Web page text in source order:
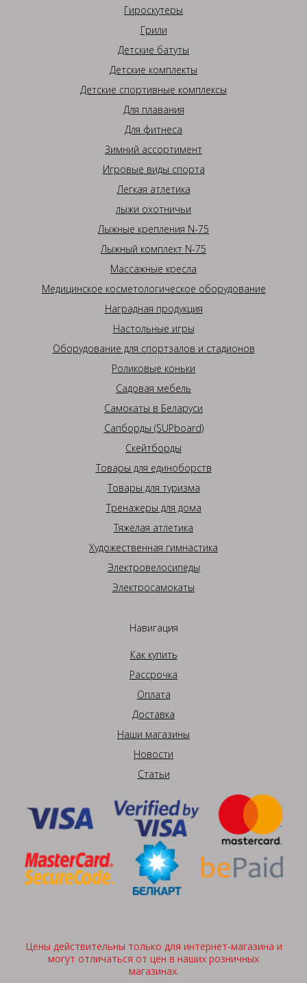
Гироскутеры
Грили
Детские батуты
Детские комплекты
Детские спортивные комплексы
Для плавания
Для фитнеса
Зимний ассортимент
Игровые виды спорта
Легкая атлетика
лыжи охотничьи
Лыжные крепления N-75
Лыжный комплект N-75
Массажные кресла
Медицинское косметологическое оборудование
Наградная продукция
Настольные игры
Оборудование для спортзалов и стадионов
Роликовые коньки
Садовая мебель
Самокаты в Беларуси
Сапборды (SUPboard)
Скейтборды
Товары для единоборств
Товары для туризма
Тренажеры для дома
Тяжелая атлетика
Художественная гимнастика
Электровелосипеды
Электросамокаты
Навигация
Как купить
Рассрочка
Оплата
Доставка
Наши магазины
Новости
Статьи
Цены действительны только для интернет-магазина и
могут отличаться от цен в наших розничных
магазинах.